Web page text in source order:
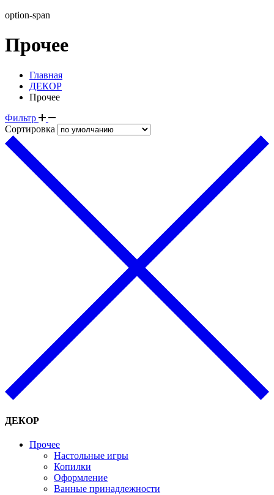
option-span
Прочее
Главная
ДЕКОР
Прочее
Фильтр
Сортировка
ДЕКОР
Прочее
Настольные игры
Копилки
Оформление
Ванные принадлежности